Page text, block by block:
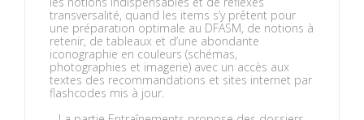
transversalité, quand les items s’y prêtent pour
une préparation optimale au DFASM, de notions à
retenir, de tableaux et d’une abondante
iconographie en couleurs (schémas,
photographies et imagerie) avec un accès aux
textes des recommandations et sites internet par
flashcodes mis à jour.